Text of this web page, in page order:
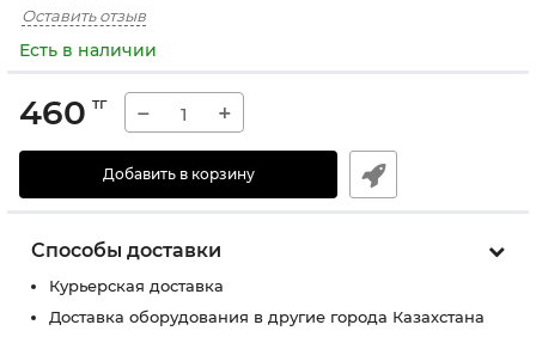
Оставить отзыв
Есть в наличии
460 тг − +
Добавить в корзину
Способы доставки
Курьерская доставка
Доставка оборудования в другие города Казахстана